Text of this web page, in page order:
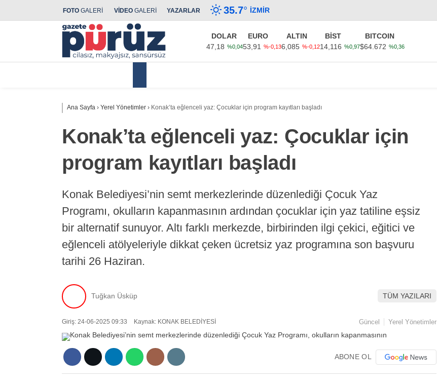
FOTO GALERİ VİDEO GALERİ YAZARLAR 35.7° İZMIR
DOLAR
47,18 %0,04
EURO
53,91
%-0,13
ALTIN
6,085 %-0,12
BİST
14,116 %0,97
BITCOIN
$64.672 %0,36
Ana Sayfa › Yerel Yönetimler › Konak’ta eğlenceli yaz: Çocuklar için program kayıtları başladı
Konak’ta eğlenceli yaz: Çocuklar için
program kayıtları başladı
Konak Belediyesi’nin semt merkezlerinde düzenlediği Çocuk Yaz
Programı, okulların kapanmasının ardından çocuklar için yaz tatiline eşsiz
bir alternatif sunuyor. Altı farklı merkezde, birbirinden ilgi çekici, eğitici ve
eğlenceli atölyeleriyle dikkat çeken ücretsiz yaz programına son başvuru
tarihi 26 Haziran.
Tuğkan Üsküp TÜM YAZILARI
Giriş: 24-06-2025 09:33 Kaynak: KONAK BELEDİYESİ Güncel Yerel Yönetimler
ABONE OL